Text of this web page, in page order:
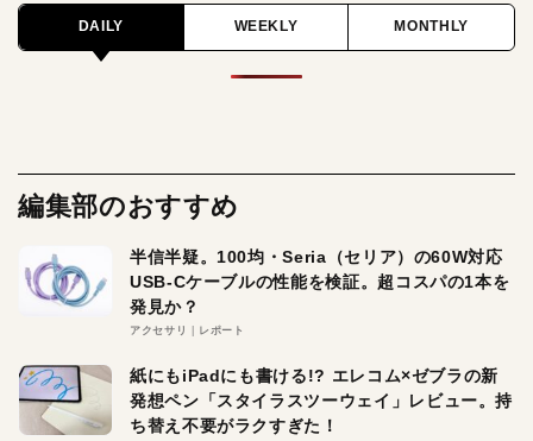
DAILY WEEKLY MONTHLY
編集部のおすすめ
半信半疑。100均・Seria（セリア）の60W対応
USB-Cケーブルの性能を検証。超コスパの1本を
発見か？
アクセサリ レポート
紙にもiPadにも書ける!? エレコム×ゼブラの新
発想ペン「スタイラスツーウェイ」レビュー。持
ち替え不要がラクすぎた！